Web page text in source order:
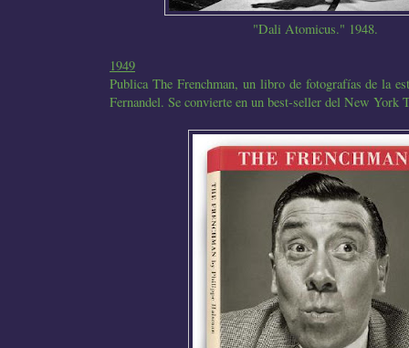
"Dali Atomicus." 1948.
1949
Publica The Frenchman, un libro de fotografías de la
Fernandel. Se convierte en un best-seller del New York